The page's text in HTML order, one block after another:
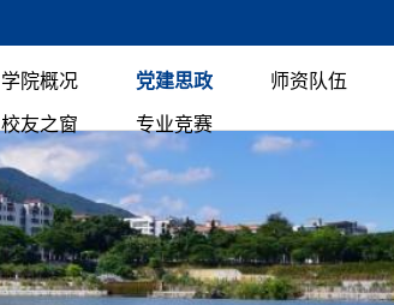
学院概况 党建思政 师资队伍
校友之窗 专业竞赛